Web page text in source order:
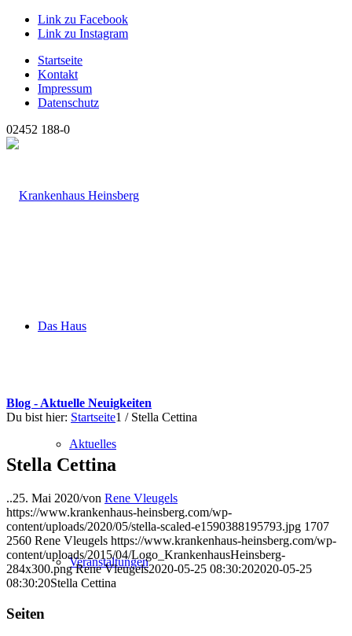
Link zu Facebook
Link zu Instagram
Startseite
Kontakt
Impressum
Datenschutz
02452 188-0
Das Haus
Aktuelles
Veranstaltungen
Blog - Aktuelle Neuigkeiten
Du bist hier: Startseite1 / Stella Cettina
Stella Cettina
..25. Mai 2020/von Rene Vleugels
https://www.krankenhaus-heinsberg.com/wp-
content/uploads/2020/05/stella-scaled-e1590388195793.jpg 1707
2560 Rene Vleugels https://www.krankenhaus-heinsberg.com/wp-
content/uploads/2015/04/Logo_KrankenhausHeinsberg-
284x300.png Rene Vleugels2020-05-25 08:30:202020-05-25
08:30:20Stella Cettina
Seiten